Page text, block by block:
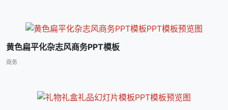
黄色扁平化杂志风商务PPT模板
商务